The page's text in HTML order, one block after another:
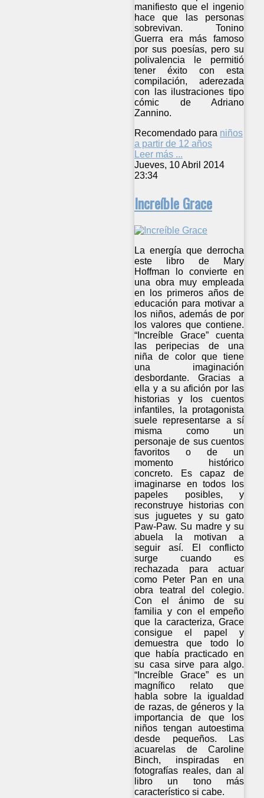
manifiesto que el ingenio
hace que las personas
sobrevivan. Tonino
Guerra era más famoso
por sus poesías, pero su
polivalencia le permitió
tener éxito con esta
compilación, aderezada
con las ilustraciones tipo
cómic de Adriano
Zannino.
Recomendado para niños
a partir de 12 años
Leer más ...
Jueves, 10 Abril 2014
23:34
Increíble Grace
La energía que derrocha
este libro de Mary
Hoffman lo convierte en
una obra muy empleada
en los primeros años de
educación para motivar a
los niños, además de por
los valores que contiene.
“Increíble Grace” cuenta
las peripecias de una
niña de color que tiene
una imaginación
desbordante. Gracias a
ella y a su afición por las
historias y los cuentos
infantiles, la protagonista
suele representarse a sí
misma como un
personaje de sus cuentos
favoritos o de un
momento histórico
concreto. Es capaz de
imaginarse en todos los
papeles posibles, y
reconstruye historias con
sus juguetes y su gato
Paw-Paw. Su madre y su
abuela la motivan a
seguir así. El conflicto
surge cuando es
rechazada para actuar
como Peter Pan en una
obra teatral del colegio.
Con el ánimo de su
familia y con el empeño
que la caracteriza, Grace
consigue el papel y
demuestra que todo lo
que había practicado en
su casa sirve para algo.
“Increíble Grace” es un
magnífico relato que
habla sobre la igualdad
de razas, de géneros y la
importancia de que los
niños tengan autoestima
desde pequeños. Las
acuarelas de Caroline
Binch, inspiradas en
fotografías reales, dan al
libro un tono más
característico si cabe.